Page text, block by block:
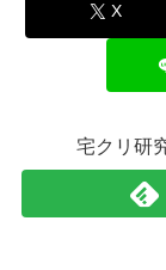
X
宅クリ研